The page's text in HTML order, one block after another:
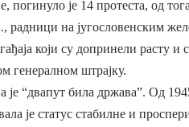
погинуло је 14 протеста, од
радници на југословенским
који су допринели расту
генералном штрајку.
је “двапут била држава”. Од
је статус стабилне и